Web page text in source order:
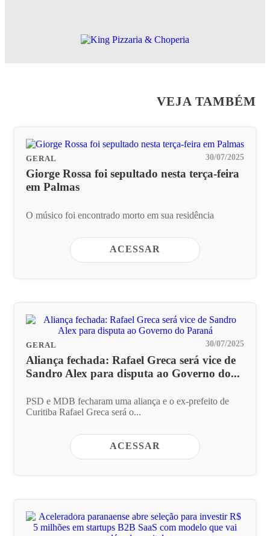
VEJA TAMBÉM
GERAL 30/07/2025
Giorge Rossa foi sepultado nesta terça-feira
em Palmas
O músico foi encontrado morto em sua residência
ACESSAR
GERAL 30/07/2025
Aliança fechada: Rafael Greca será vice de
Sandro Alex para disputa ao Governo do...
PSD e MDB fecharam uma aliança e o ex-prefeito de
Curitiba Rafael Greca será o...
ACESSAR